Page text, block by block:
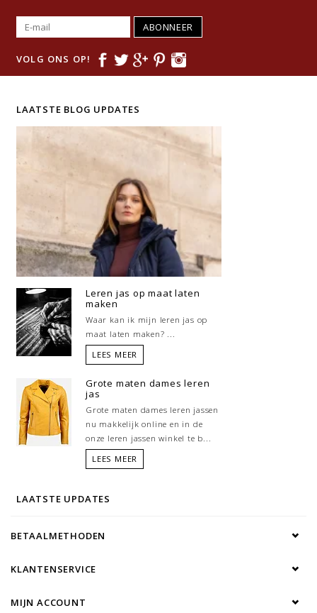
ABONNEER
VOLG ONS OP!
LAATSTE BLOG UPDATES
Leren jas op maat laten
maken
Waar kan ik mijn leren jas op
maat laten maken? ...
LEES MEER
Grote maten dames leren
jas
Grote maten dames leren jassen
nu makkelijk online en in de
onze leren jassen winkel te b...
LEES MEER
LAATSTE UPDATES
BETAALMETHODEN
KLANTENSERVICE
MIJN ACCOUNT